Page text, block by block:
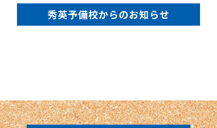
秀英予備校からのお知らせ